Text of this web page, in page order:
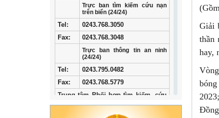
Trực ban tìm kiếm cứu nạn
trên biển (24/24)
Tel :
0243.768.3050
Fax:
0243.768.3048
Trực ban thông tin an ninh
(24/24)
Tel:
0243.795.0482
Fax:
0243.768.5779
Trung tâm Phối hợp tìm kiếm, cứu
34/33 Ngô Quyền, phường
Giải
thần
hay,